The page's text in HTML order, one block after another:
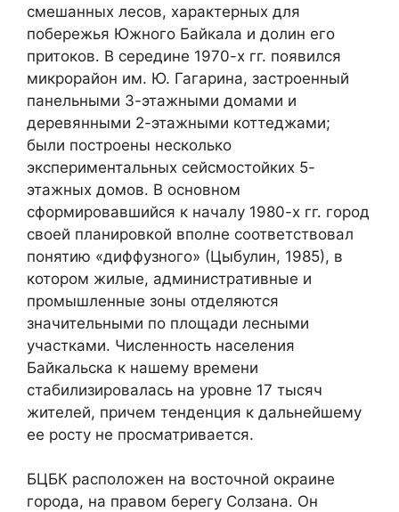
смешанных лесов, характерных для
побережья Южного Байкала и долин его
притоков. В середине 1970-х гг. появился
микрорайон им. Ю. Гагарина, застроенный
панельными 3-этажными домами и
деревянными 2-этажными коттеджами;
были построены несколько
экспериментальных сейсмостойких 5-
этажных домов. В основном
сформировавшийся к началу 1980-х гг. город
своей планировкой вполне соответствовал
понятию «диффузного» (Цыбулин, 1985), в
котором жилые, административные и
промышленные зоны отделяются
значительными по площади лесными
участками. Численность населения
Байкальска к нашему времени
стабилизировалась на уровне 17 тысяч
жителей, причем тенденция к дальнейшему
ее росту не просматривается.
БЦБК расположен на восточной окраине
города, на правом берегу Солзана. Он